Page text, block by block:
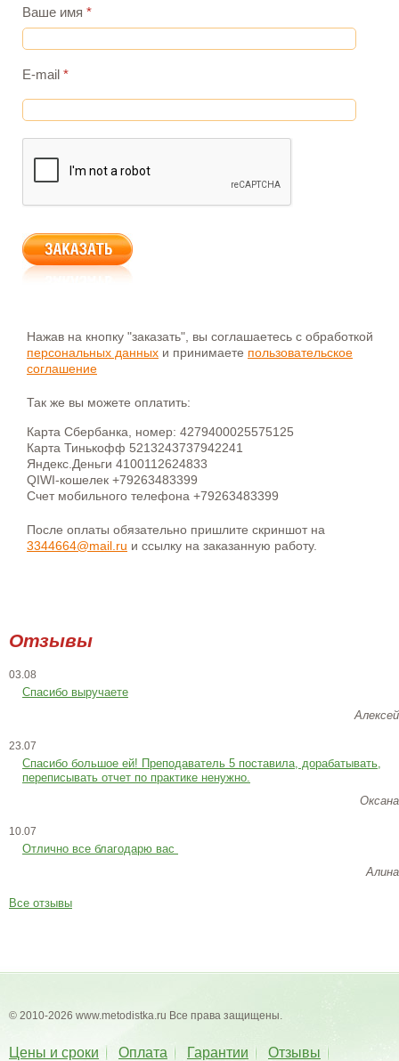
Ваше имя *
E-mail *
Нажав на кнопку "заказать", вы соглашаетесь с обработкой
персональных данных и принимаете пользовательское
соглашение
Так же вы можете оплатить:
Карта Сбербанка, номер: 4279400025575125
Карта Тинькофф 5213243737942241
Яндекс.Деньги 4100112624833
QIWI-кошелек +79263483399
Счет мобильного телефона +79263483399
После оплаты обязательно пришлите скриншот на
3344664@mail.ru и ссылку на заказанную работу.
Отзывы
03.08
Спасибо выручаете
Алексей
23.07
Cпасибо большое ей! Преподаватель 5 поставила, дорабатывать,
переписывать отчет по практике ненужно.
Оксана
10.07
Отлично все благодарю вас
Алина
Все отзывы
© 2010-2026 www.metodistka.ru Все права защищены.
Цены и сроки Оплата Гарантии Отзывы